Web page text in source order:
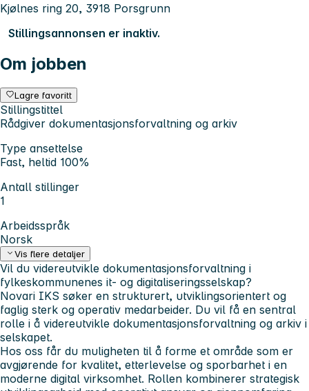
Kjølnes ring 20, 3918 Porsgrunn
Stillingsannonsen er inaktiv.
Om jobben
Lagre favoritt
Stillingstittel
Rådgiver dokumentasjonsforvaltning og arkiv
Type ansettelse
Fast, heltid 100%
Antall stillinger
1
Arbeidsspråk
Norsk
Vis flere detaljer
Vil du videreutvikle dokumentasjonsforvaltning i
fylkeskommunenes it- og digitaliseringsselskap?
Novari IKS søker en strukturert, utviklingsorientert og
faglig sterk og operativ medarbeider. Du vil få en sentral
rolle i å videreutvikle dokumentasjonsforvaltning og arkiv i
selskapet.
Hos oss får du muligheten til å forme et område som er
avgjørende for kvalitet, etterlevelse og sporbarhet i en
moderne digital virksomhet. Rollen kombinerer strategisk